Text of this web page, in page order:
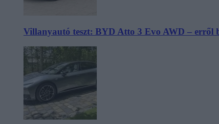
Villanyautó teszt: BYD Atto 3 Evo AWD – erről